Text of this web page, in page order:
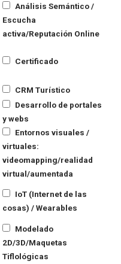
Análisis Semántico /
Escucha
activa/Reputación Online
Certificado
CRM Turístico
Desarrollo de portales
y webs
Entornos visuales /
virtuales:
videomapping/realidad
virtual/aumentada
IoT (Internet de las
cosas) / Wearables
Modelado
2D/3D/Maquetas
Tiflológicas